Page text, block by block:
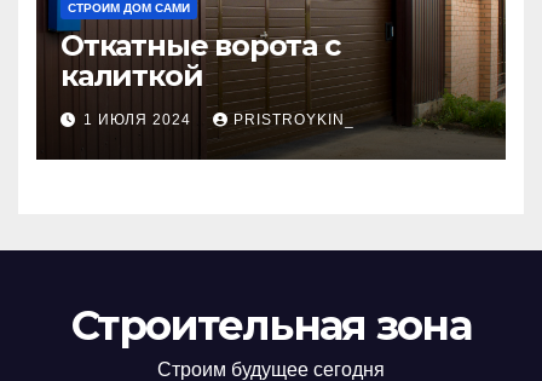
СТРОИМ ДОМ САМИ
Откатные ворота с
калиткой
1 ИЮЛЯ 2024 PRISTROYKIN_
Строительная зона
Строим будущее сегодня